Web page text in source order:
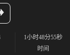
1小时48分55秒
时间